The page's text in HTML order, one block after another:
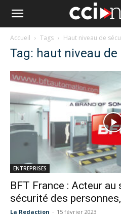
Accueil Tags Haut niveau de
Tag: haut niveau
ENTREPRISES
BFT France : Acteur
sécurité des
La Redaction - 15 février 2023